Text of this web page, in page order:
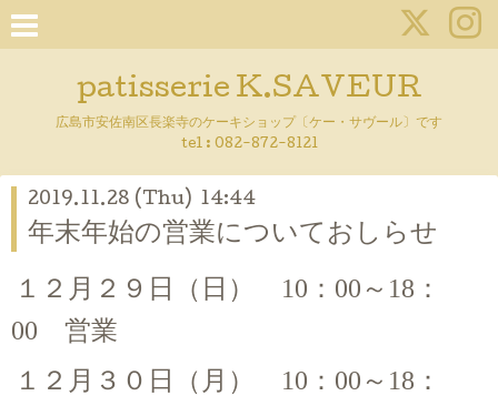
patisserie K.SAVEUR
広島市安佐南区長楽寺のケーキショップ〔ケー・サヴール〕です
tel : 082-872-8121
2019.11.28 (Thu) 14:44
年末年始の営業についておしらせ
１２月２９日（日） 10 ： 00 ～ 18 ：
00 営業
１２月３０日（月） 10 ： 00 ～ 18 ：